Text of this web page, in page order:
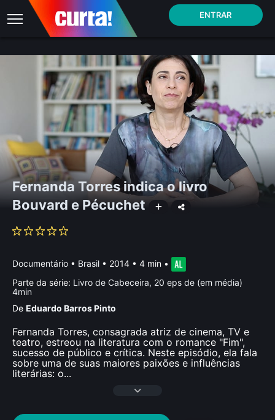
ENTRAR
Fernanda Torres indica o livro
Bouvard e Pécuchet
Documentário • Brasil • 2014 • 4 min •
Parte da série: Livro de Cabeceira, 20 eps de (em média)
4min
De Eduardo Barros Pinto
Fernanda Torres, consagrada atriz de cinema, TV e
teatro, estreou na literatura com o romance "Fim",
sucesso de público e crítica. Neste episódio, ela fala
sobre uma de suas maiores paixões e influências
literárias: o...